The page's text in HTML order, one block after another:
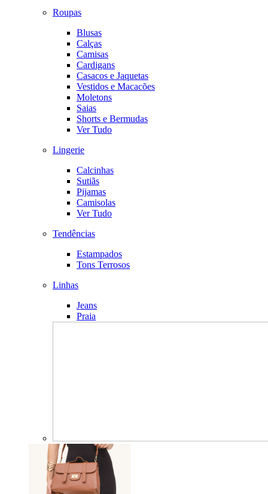
Roupas
Blusas
Calças
Camisas
Cardigans
Casacos e Jaquetas
Vestidos e Macacões
Moletons
Saias
Shorts e Bermudas
Ver Tudo
Lingerie
Calcinhas
Sutiãs
Pijamas
Camisolas
Ver Tudo
Tendências
Estampados
Tons Terrosos
Linhas
Jeans
Praia